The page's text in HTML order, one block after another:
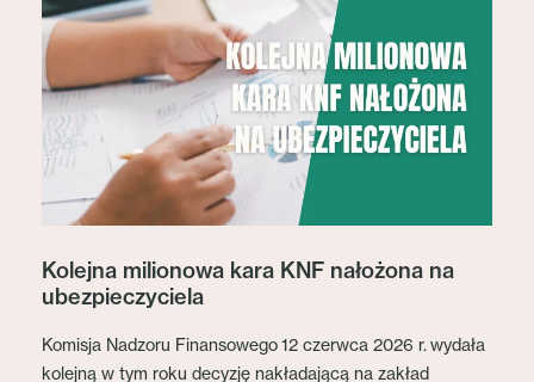
Kolejna milionowa kara KNF nałożona na
ubezpieczyciela
Komisja Nadzoru Finansowego 12 czerwca 2026 r. wydała
kolejną w tym roku decyzję nakładającą na zakład